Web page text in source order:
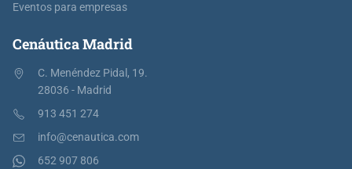
Eventos para empresas
Cenáutica Madrid
C. Menéndez Pidal, 19.
28036 - Madrid
913 451 274
info@cenautica.com
652 907 806